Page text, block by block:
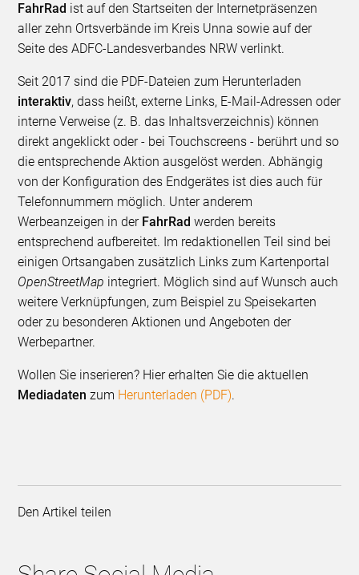
FahrRad ist auf den Startseiten der Internetpräsenzen
aller zehn Ortsverbände im Kreis Unna sowie auf der
Seite des ADFC-Landesverbandes NRW verlinkt.
Seit 2017 sind die PDF-Dateien zum Herunterladen
interaktiv, dass heißt, externe Links, E-Mail-Adressen oder
interne Verweise (z. B. das Inhaltsverzeichnis) können
direkt angeklickt oder - bei Touchscreens - berührt und so
die entsprechende Aktion ausgelöst werden. Abhängig
von der Konfiguration des Endgerätes ist dies auch für
Telefonnummern möglich. Unter anderem
Werbeanzeigen in der FahrRad werden bereits
entsprechend aufbereitet. Im redaktionellen Teil sind bei
einigen Ortsangaben zusätzlich Links zum Karten­portal
OpenStreetMap integriert. Möglich sind auf Wunsch auch
weitere Verknüpfungen, zum Beispiel zu Speisekarten
oder zu beson­deren Aktionen und Angeboten der
Werbepartner.
Wollen Sie inserieren? Hier erhalten Sie die aktuellen
Mediadaten zum Herunterladen (PDF).
Den Artikel teilen